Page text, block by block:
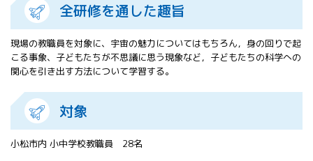
All 分科会
APRSAF宇宙
教育 for All
分科会 年次
会合
APRSAFポス
全研修を通した趣旨
現場の教職員を対象に、宇宙の魅力についてはもちろん，身の回りで起
こる事象、子どもたちが不思議に思う現象など，子どもたちの科学への
関心を引き出す方法について学習する。
対象
小松市内 小中学校教職員 28名